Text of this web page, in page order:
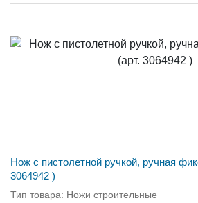
Нож с пистолетной ручкой, ручная
3064942 )
Тип товара: Ножи строительные